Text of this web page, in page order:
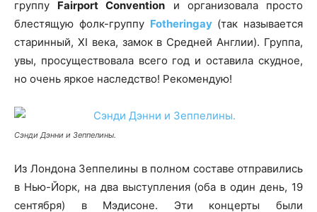
группу Fairport Convention и организовала просто
блестящую фолк-группу Fotheringay(так называется
старинный, XI века, замок в Средней Англии). Группа,
увы, просуществовала всего год и оставила скудное,
но очень яркое наследство! Рекомендую!
Сэнди Дэнни и Зеппелины.
Из Лондона Зеппелины в полном составе отправились
в Нью-Йорк, на два выступления (оба в один день, 19
сентября) в Мэдисоне. Эти концерты были